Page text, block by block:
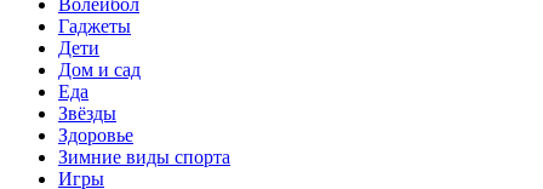
Гаджеты
Дети
Дом и сад
Еда
Звёзды
Здоровье
Зимние виды спорта
Игры